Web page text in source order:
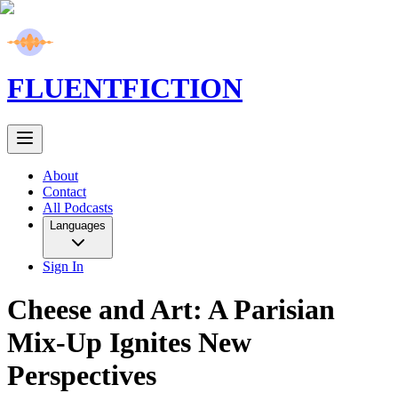
FLUENTFICTION
About
Contact
All Podcasts
Languages
Sign In
Cheese and Art: A Parisian
Mix-Up Ignites New
Perspectives